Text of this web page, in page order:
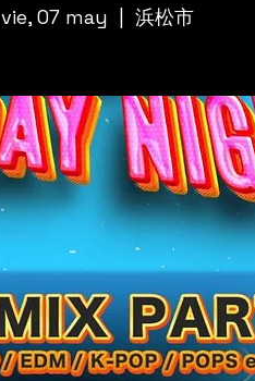
vie, 07 may 浜松市